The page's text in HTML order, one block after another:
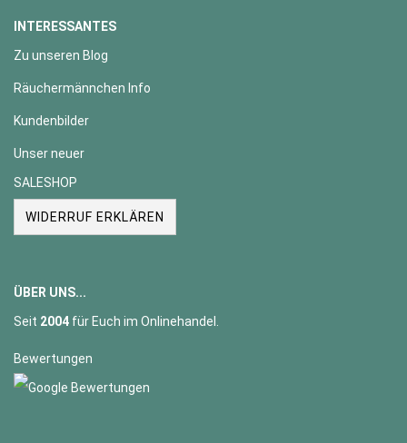
INTERESSANTES
Zu unseren Blog
Räuchermännchen Info
Kundenbilder
Unser neuer
SALESHOP
WIDERRUF ERKLÄREN
ÜBER UNS...
Seit 2004 für Euch im Onlinehandel.
Bewertungen